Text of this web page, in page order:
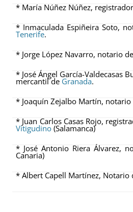
* María Núñez Núñez,
* Inmaculada Espiñeira Soto,
Tenerife.
* Jorge López Navarro, notario
* José Ángel García-Valdecasas
mercantil de Granada.
* Joaquín Zejalbo Martín, notario
* Juan Carlos Casas Rojo,
Vitigudino (Salamanca)
* José Antonio Riera Álvarez,
Canaria)
* Albert Capell Martínez, Notario